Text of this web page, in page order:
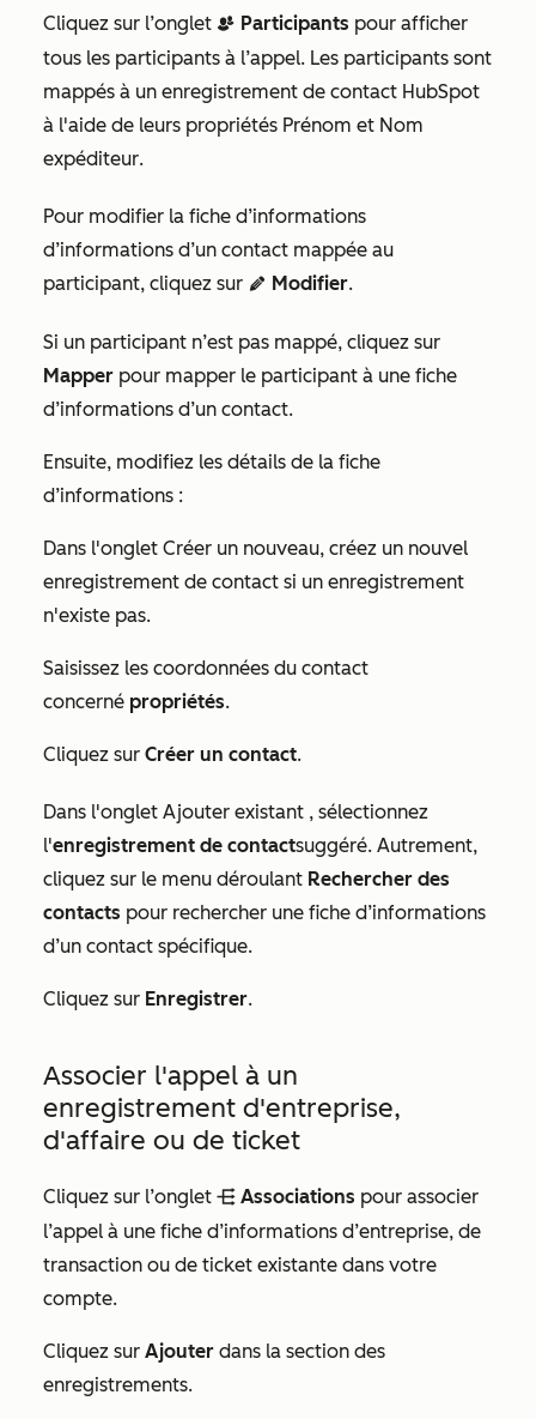
Cliquez sur l’onglet contactDuplicate Participants pour afficher
tous les participants à l’appel. Les participants sont
mappés à un enregistrement de contact HubSpot
à l'aide de leurs propriétés Prénom et Nom
expéditeur.
Pour modifier la fiche d’informations
d’informations d’un contact mappée au
participant, cliquez sur edit Modifier.
Si un participant n’est pas mappé, cliquez sur
Mapper pour mapper le participant à une fiche
d’informations d’un contact.
Ensuite, modifiez les détails de la fiche
d’informations :
Dans l'onglet Créer un nouveau, créez un nouvel
enregistrement de contact si un enregistrement
n'existe pas.
Saisissez les coordonnées du contact
concerné propriétés.
Cliquez sur Créer un contact.
Dans l'onglet Ajouter existant , sélectionnez
l'enregistrement de contactsuggéré. Autrement,
cliquez sur le menu déroulant Rechercher des
contacts pour rechercher une fiche d’informations
d’un contact spécifique.
Cliquez sur Enregistrer.
Associer l'appel à un
enregistrement d'entreprise,
d'affaire ou de ticket
Cliquez sur l’onglet objectAssociations Associations pour associer
l’appel à une fiche d’informations d’entreprise, de
transaction ou de ticket existante dans votre
compte.
Cliquez sur Ajouter dans la section des
enregistrements.